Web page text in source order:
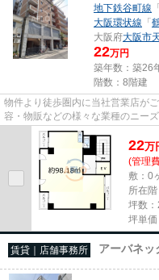
地下鉄谷町線
大阪環状線 「
大阪府大阪市
22万円
築年数：築26
階数：8階建
物件より徒歩圏内に当社営業店が
容・物販などの様々な業種のニー
尚、弊社ではおとり広告は一切...
22万
(管理
敷：0
所在
坪数
坪単価
賃貸｜店舗事務所 アーバネッ